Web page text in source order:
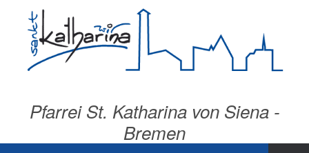
Pfarrei St. Katharina von Siena -
Bremen